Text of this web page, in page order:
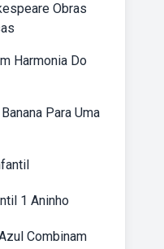
Obras
Harmonia Do
Para Uma
1 Aninho
Combinam